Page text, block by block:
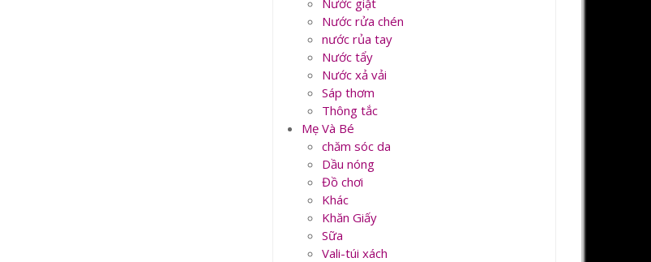
Nước giặt
Nước rửa chén
nước rủa tay
Nước tẩy
Nước xả vải
Sáp thơm
Thông tắc
Mẹ Và Bé
chăm sóc da
Dầu nóng
Đồ chơi
Khác
Khăn Giấy
Sữa
Vali-túi xách